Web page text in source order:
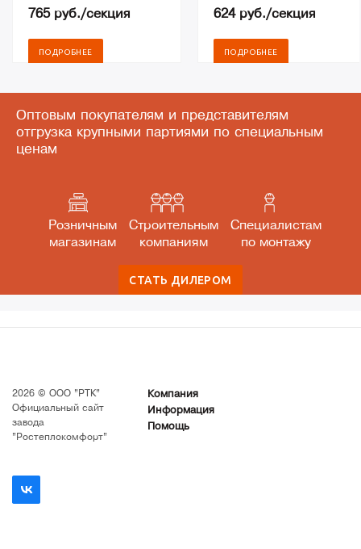
765руб./секция
ПОДРОБНЕЕ
624руб./секция
ПОДРОБНЕЕ
Оптовым покупателям и представителям
отгрузка крупными партиями по специальным
ценам
Розничным
магазинам
Строительным
компаниям
Специалистам
по монтажу
2026 © ООО "РТК"
Официальный сайт
завода
"Ростеплокомфорт"
Компания
Информация
Помощь